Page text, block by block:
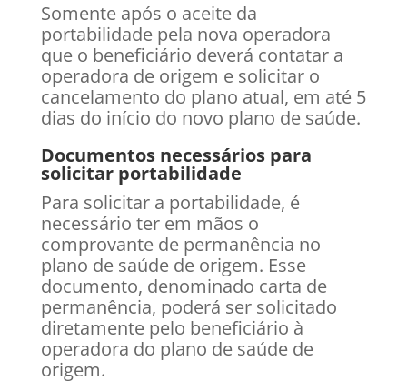
Somente após o aceite da
portabilidade pela nova operadora
que o beneficiário deverá contatar a
operadora de origem e solicitar o
cancelamento do plano atual, em até 5
dias do início do novo plano de saúde.
Documentos necessários para
solicitar portabilidade
Para solicitar a portabilidade, é
necessário ter em mãos o
comprovante de permanência no
plano de saúde de origem. Esse
documento, denominado carta de
permanência, poderá ser solicitado
diretamente pelo beneficiário à
operadora do plano de saúde de
origem.